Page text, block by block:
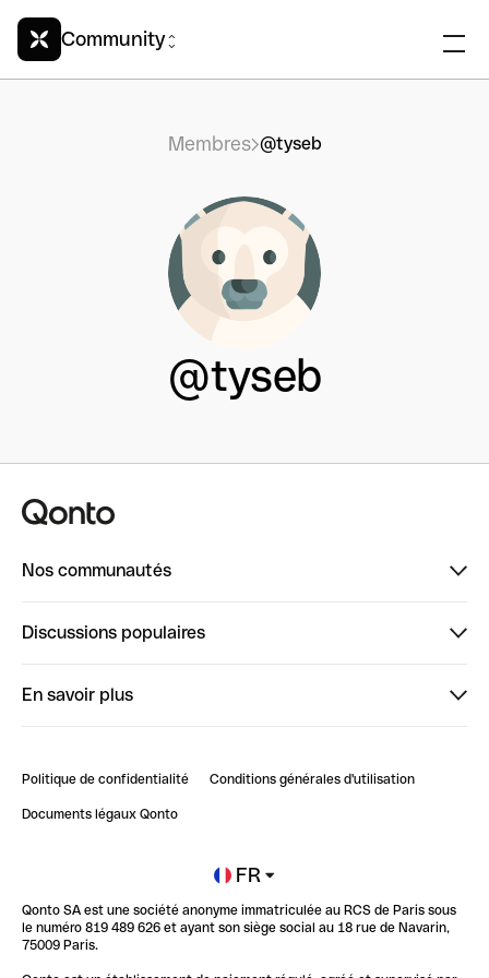
Community
Membres @tyseb
@tyseb
Nos communautés
ClubQonto
Discussions populaires
Impact de l'IA sur les carrières/productivité
En savoir plus
Blog
Newsroom
Glossaire finance
Politique de confidentialité Conditions générales d'utilisation
Documents légaux Qonto
FR
Qonto SA est une société anonyme immatriculée au RCS de Paris sous
le numéro 819 489 626 et ayant son siège social au 18 rue de Navarin,
75009 Paris.